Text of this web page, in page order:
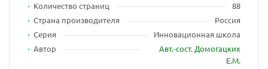
Количество страниц
88
Страна производителя
Россия
Серия
Инновационная школа
Автор
Авт.-сост. Домогацких
Е.М.